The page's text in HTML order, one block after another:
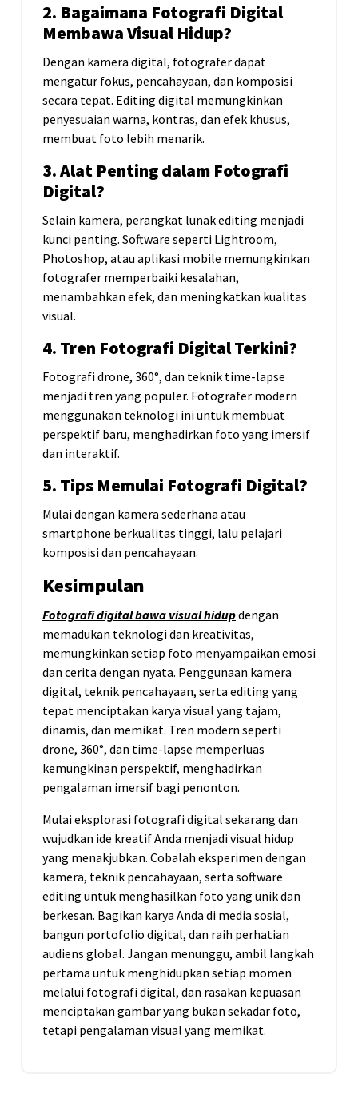
2. Bagaimana Fotografi Digital
Membawa Visual Hidup?
Dengan kamera digital, fotografer dapat
mengatur fokus, pencahayaan, dan komposisi
secara tepat. Editing digital memungkinkan
penyesuaian warna, kontras, dan efek khusus,
membuat foto lebih menarik.
3. Alat Penting dalam Fotografi
Digital?
Selain kamera, perangkat lunak editing menjadi
kunci penting. Software seperti Lightroom,
Photoshop, atau aplikasi mobile memungkinkan
fotografer memperbaiki kesalahan,
menambahkan efek, dan meningkatkan kualitas
visual.
4. Tren Fotografi Digital Terkini?
Fotografi drone, 360°, dan teknik time-lapse
menjadi tren yang populer. Fotografer modern
menggunakan teknologi ini untuk membuat
perspektif baru, menghadirkan foto yang imersif
dan interaktif.
5. Tips Memulai Fotografi Digital?
Mulai dengan kamera sederhana atau
smartphone berkualitas tinggi, lalu pelajari
komposisi dan pencahayaan.
Kesimpulan
Fotografidigitalbawa visualhidupdengan
memadukan teknologi dan kreativitas,
memungkinkan setiap foto menyampaikan emosi
dan cerita dengan nyata. Penggunaan kamera
digital, teknik pencahayaan, serta editing yang
tepat menciptakan karya visual yang tajam,
dinamis, dan memikat. Tren modern seperti
drone, 360°, dan time-lapse memperluas
kemungkinan perspektif, menghadirkan
pengalaman imersif bagi penonton.
Mulai eksplorasi fotografi digital sekarang dan
wujudkan ide kreatif Anda menjadi visual hidup
yang menakjubkan. Cobalah eksperimen dengan
kamera, teknik pencahayaan, serta software
editing untuk menghasilkan foto yang unik dan
berkesan. Bagikan karya Anda di media sosial,
bangun portofolio digital, dan raih perhatian
audiens global. Jangan menunggu, ambil langkah
pertama untuk menghidupkan setiap momen
melalui fotografi digital, dan rasakan kepuasan
menciptakan gambar yang bukan sekadar foto,
tetapi pengalaman visual yang memikat.